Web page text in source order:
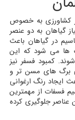
کشاورزی به خصوص
گیاهان به دو عنصر
در گیاهان باعث
ها می شود که این
کمبود فسفر نیز
برگ های مسن تر و
ایجاد رنگ ارغوانی
فسفات از مهمترین
عناصر جلوگیری کرده